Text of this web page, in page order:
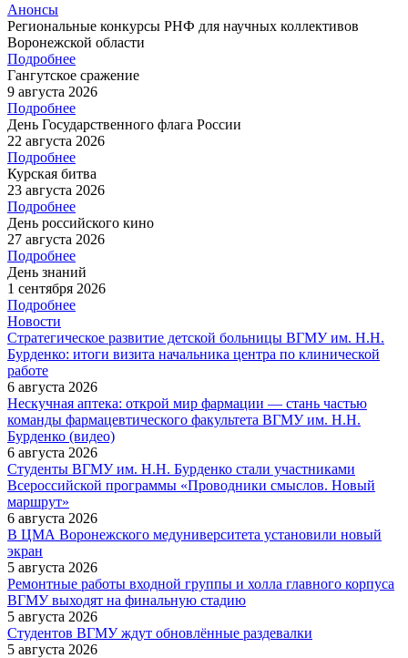
Анонсы
Региональные конкурсы РНФ для научных коллективов
Воронежской области
Подробнее
Гангутское сражение
9 августа 2026
Подробнее
День Государственного флага России
22 августа 2026
Подробнее
Курская битва
23 августа 2026
Подробнее
День российского кино
27 августа 2026
Подробнее
День знаний
1 сентября 2026
Подробнее
Новости
Стратегическое развитие детской больницы ВГМУ им. Н.Н.
Бурденко: итоги визита начальника центра по клинической
работе
6 августа 2026
Нескучная аптека: открой мир фармации — стань частью
команды фармацевтического факультета ВГМУ им. Н.Н.
Бурденко (видео)
6 августа 2026
Студенты ВГМУ им. Н.Н. Бурденко стали участниками
Всероссийской программы «Проводники смыслов. Новый
маршрут»
6 августа 2026
В ЦМА Воронежского медуниверситета установили новый
экран
5 августа 2026
Ремонтные работы входной группы и холла главного корпуса
ВГМУ выходят на финальную стадию
5 августа 2026
Студентов ВГМУ ждут обновлённые раздевалки
5 августа 2026